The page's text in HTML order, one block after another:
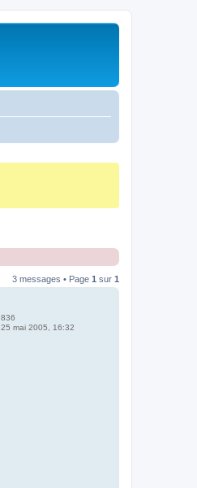
3 messages • Page 1 sur 1
836
25 mai 2005, 16:32